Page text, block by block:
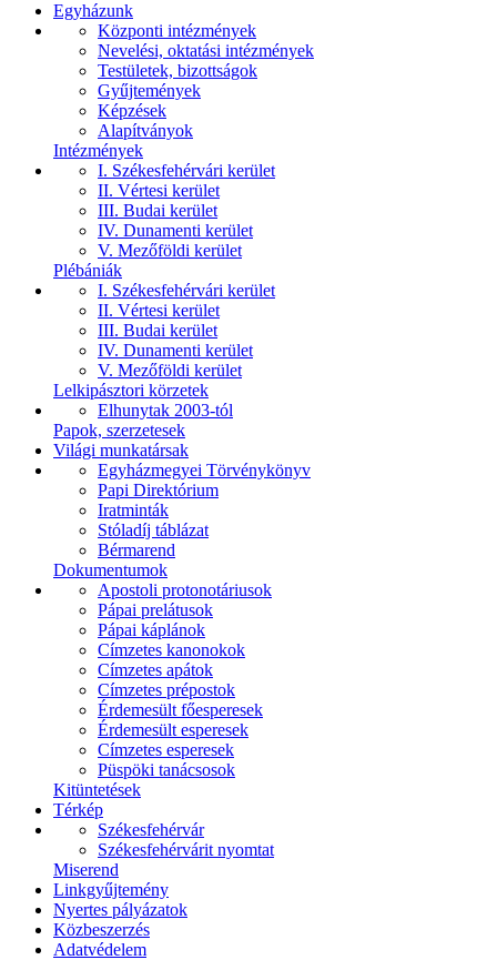
Egyházunk
Központi intézmények
Nevelési, oktatási intézmények
Testületek, bizottságok
Gyűjtemények
Képzések
Alapítványok
Intézmények
I. Székesfehérvári kerület
II. Vértesi kerület
III. Budai kerület
IV. Dunamenti kerület
V. Mezőföldi kerület
Plébániák
I. Székesfehérvári kerület
II. Vértesi kerület
III. Budai kerület
IV. Dunamenti kerület
V. Mezőföldi kerület
Lelkipásztori körzetek
Elhunytak 2003-tól
Papok, szerzetesek
Világi munkatársak
Egyházmegyei Törvénykönyv
Papi Direktórium
Iratminták
Stóladíj táblázat
Bérmarend
Dokumentumok
Apostoli protonotáriusok
Pápai prelátusok
Pápai káplánok
Címzetes kanonokok
Címzetes apátok
Címzetes prépostok
Érdemesült főesperesek
Érdemesült esperesek
Címzetes esperesek
Püspöki tanácsosok
Kitüntetések
Térkép
Székesfehérvár
Székesfehérvárit nyomtat
Miserend
Linkgyűjtemény
Nyertes pályázatok
Közbeszerzés
Adatvédelem